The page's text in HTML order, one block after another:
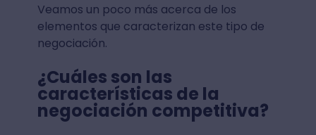
Veamos un poco más acerca de los
elementos que caracterizan este tipo de
negociación.
¿Cuáles son las
características de la
negociación competitiva?